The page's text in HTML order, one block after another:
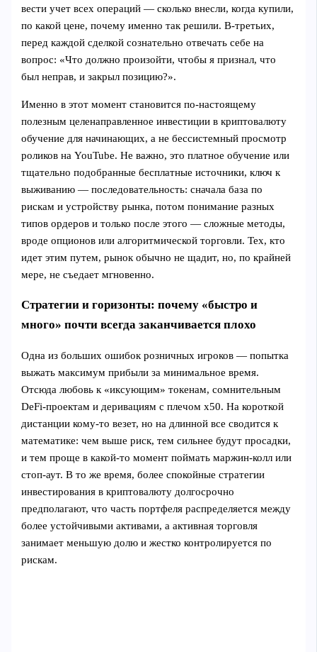
вести учет всех операций — сколько внесли, когда купили,
по какой цене, почему именно так решили. В‑третьих,
перед каждой сделкой сознательно отвечать себе на
вопрос: «Что должно произойти, чтобы я признал, что
был неправ, и закрыл позицию?».
Именно в этот момент становится по‑настоящему
полезным целенаправленное инвестиции в криптовалюту
обучение для начинающих, а не бессистемный просмотр
роликов на YouTube. Не важно, это платное обучение или
тщательно подобранные бесплатные источники, ключ к
выживанию — последовательность: сначала база по
рискам и устройству рынка, потом понимание разных
типов ордеров и только после этого — сложные методы,
вроде опционов или алгоритмической торговли. Тех, кто
идет этим путем, рынок обычно не щадит, но, по крайней
мере, не съедает мгновенно.
Стратегии и горизонты: почему «быстро и
много» почти всегда заканчивается плохо
Одна из больших ошибок розничных игроков — попытка
выжать максимум прибыли за минимальное время.
Отсюда любовь к «иксующим» токенам, сомнительным
DeFi-проектам и деривациям с плечом x50. На короткой
дистанции кому-то везет, но на длинной все сводится к
математике: чем выше риск, тем сильнее будут просадки,
и тем проще в какой-то момент поймать маржин-колл или
стоп-аут. В то же время, более спокойные стратегии
инвестирования в криптовалюту долгосрочно
предполагают, что часть портфеля распределяется между
более устойчивыми активами, а активная торговля
занимает меньшую долю и жестко контролируется по
рискам.